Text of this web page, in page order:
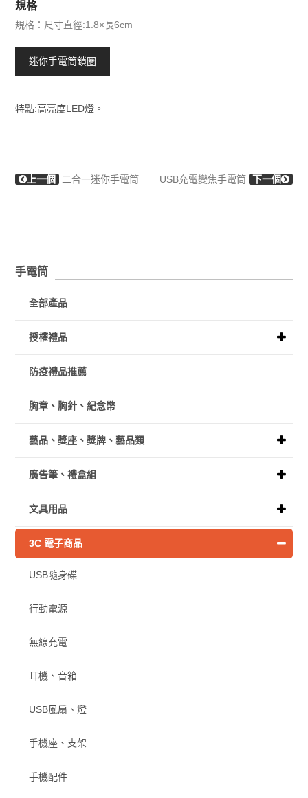
規格
規格：尺寸直徑:1.8×長6cm
迷你手電筒鎖圈
特點:高亮度LED燈。
上一個 二合一迷你手電筒 USB充電變焦手電筒 下一個
手電筒
全部產品
授權禮品
防疫禮品推薦
胸章、胸針、紀念幣
藝品、獎座、獎牌、藝品類
廣告筆、禮盒組
文具用品
3C 電子商品
USB隨身碟
行動電源
無線充電
耳機、音箱
USB風扇、燈
手機座、支架
手機配件